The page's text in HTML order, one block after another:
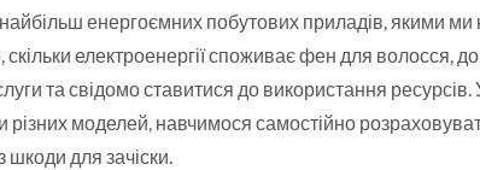
енергоємних побутових приладів, якими
скільки електроенергії споживає фен для волосся,
та свідомо ставитися до використання ресурсів.
різних моделей, навчимося самостійно
шкоди для зачіски.